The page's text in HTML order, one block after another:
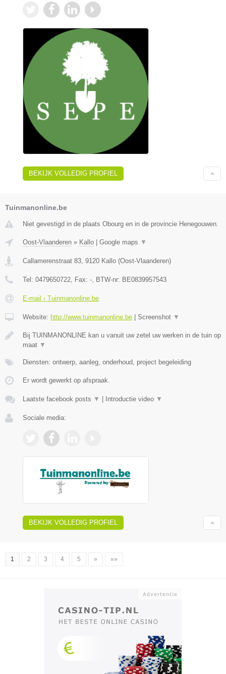
BEKIJK VOLLEDIG PROFIEL
Tuinmanonline.be
Niet gevestigd in de plaats Obourg en in de provincie Henegouwen.
Oost-Vlaanderen » Kallo Google maps ▼
Callamerenstraat 83 9120 Kallo (Oost-Vlaanderen)
Tel: 0479650722 , Fax: - , BTW-nr: BE0839957543
E-mail › Tuinmanonline.be
Website: http://www.tuinmanonline.be Screenshot ▼
Bij TUINMANONLINE kan u vanuit uw zetel uw werken in de tuin op
maat ▼
Diensten: ontwerp, aanleg, onderhoud, project begeleiding
Er wordt gewerkt op afspraak.
Laatste facebook posts ▼ Introductie video ▼
Sociale media:
BEKIJK VOLLEDIG PROFIEL
1 2 3 4 5 » »»